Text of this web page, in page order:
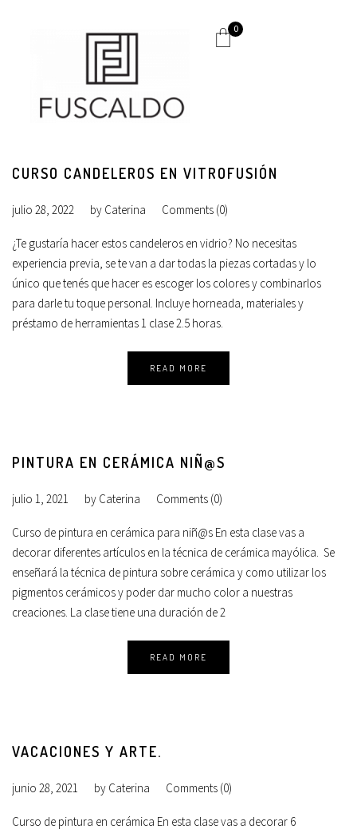
0
CURSO CANDELEROS EN VITROFUSIÓN
julio 28, 2022 by Caterina Comments (0)
¿Te gustaría hacer estos candeleros en vidrio? No necesitas
experiencia previa, se te van a dar todas la piezas cortadas y lo
único que tenés que hacer es escoger los colores y combinarlos
para darle tu toque personal. Incluye horneada, materiales y
préstamo de herramientas 1 clase 2.5 horas.
READ MORE
PINTURA EN CERÁMICA NIÑ@S
julio 1, 2021 by Caterina Comments (0)
Curso de pintura en cerámica para niñ@s En esta clase vas a
decorar diferentes artículos en la técnica de cerámica mayólica. Se
enseñará la técnica de pintura sobre cerámica y como utilizar los
pigmentos cerámicos y poder dar mucho color a nuestras
creaciones. La clase tiene una duración de 2
READ MORE
VACACIONES Y ARTE.
junio 28, 2021 by Caterina Comments (0)
Curso de pintura en cerámica En esta clase vas a decorar 6